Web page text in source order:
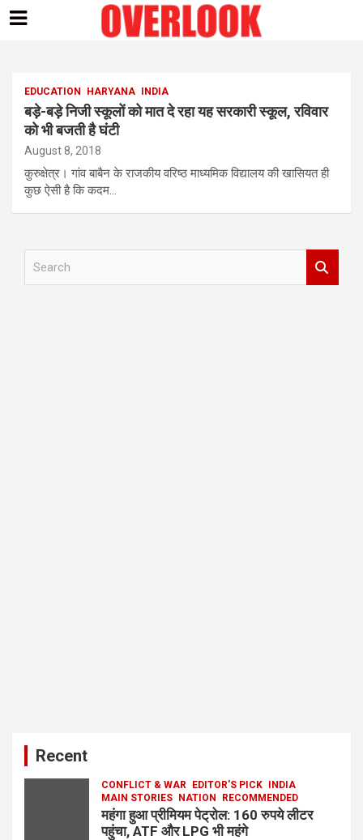
EDUCATION HARYANA INDIA
बड़े-बड़े निजी स्कूलों को मात दे रहा यह सरकारी स्कूल, रविवार
को भी बजती है घंटी
August 8, 2018
कुरुक्षेत्र। गांव बाबैन के राजकीय वरिष्ठ माध्यमिक विद्यालय की खासियत ही
कुछ ऐसी है कि कदम…
Recent
CONFLICT & WAR EDITOR'S PICK
INDIA
MAIN STORIES
NATION RECOMMENDED
महंगा हुआ प्रीमियम पेट्रोल: 160 रुपये लीटर
पहुंचा, ATF और LPG भी महंगे